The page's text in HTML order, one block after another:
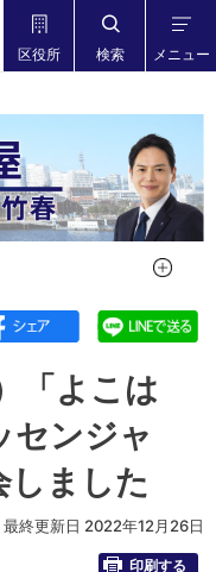
区役所 検索 メニュー
スメッセンジャ
現在位
「よこは
センジャ
しました
最終更新日 2022年12月26日
印刷する